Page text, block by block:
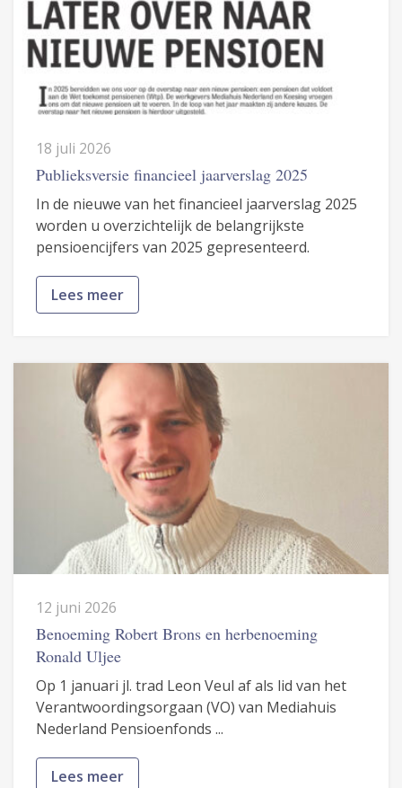
18 juli 2026
Publieksversie financieel jaarverslag 2025
In de nieuwe van het financieel jaarverslag 2025
worden u overzichtelijk de belangrijkste
pensioencijfers van 2025 gepresenteerd.
Lees meer
12 juni 2026
Benoeming Robert Brons en herbenoeming
Ronald Uljee
Op 1 januari jl. trad Leon Veul af als lid van het
Verantwoordingsorgaan (VO) van Mediahuis
Nederland Pensioenfonds ...
Lees meer